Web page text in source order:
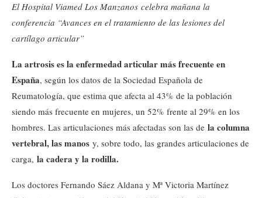
El Hospital Viamed Los Manzanos celebra mañana la
conferencia “Avances en el tratamiento de las lesiones del
cartílago articular”
La artrosis es la enfermedad articular más frecuente en
España, según los datos de la Sociedad Española de
Reumatología, que estima que afecta al 43% de la población
siendo más frecuente en mujeres, un 52% frente al 29% en los
hombres. Las articulaciones más afectadas son las de la columna
vertebral, las manos y, sobre todo, las grandes articulaciones de
carga, la cadera y la rodilla.
Los doctores Fernando Sáez Aldana y Mª Victoria Martínez